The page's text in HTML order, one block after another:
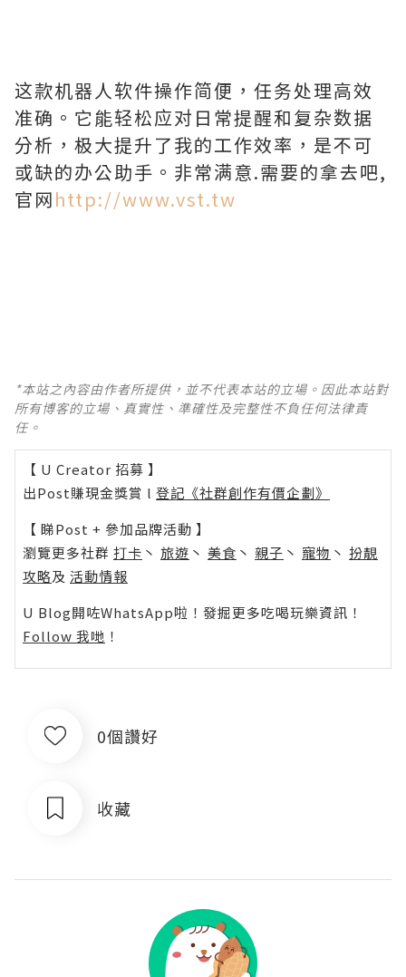
这款机器人软件操作简便，任务处理高效
准确。它能轻松应对日常提醒和复杂数据
分析，极大提升了我的工作效率，是不可
或缺的办公助手。非常满意.需要的拿去吧,
官网http://www.vst.tw
*本站之內容由作者所提供，並不代表本站的立場。因此本站對
所有博客的立場、真實性、準確性及完整性不負任何法律責
任。
【 U Creator 招募 】
出Post賺現金獎賞 l 登記《社群創作有價企劃》
【 睇Post + 參加品牌活動 】
瀏覽更多社群 打卡 丶 旅遊 丶 美食 丶 親子 丶 寵物 丶 扮靚
攻略及 活動情報
U Blog開咗WhatsApp啦！發掘更多吃喝玩樂資訊！
Follow 我哋 ！
0個讚好
收藏